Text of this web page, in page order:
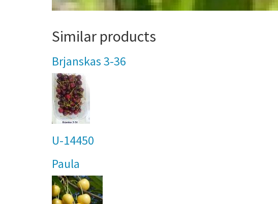
Similar products
Brjanskas 3-36
U-14450
Paula